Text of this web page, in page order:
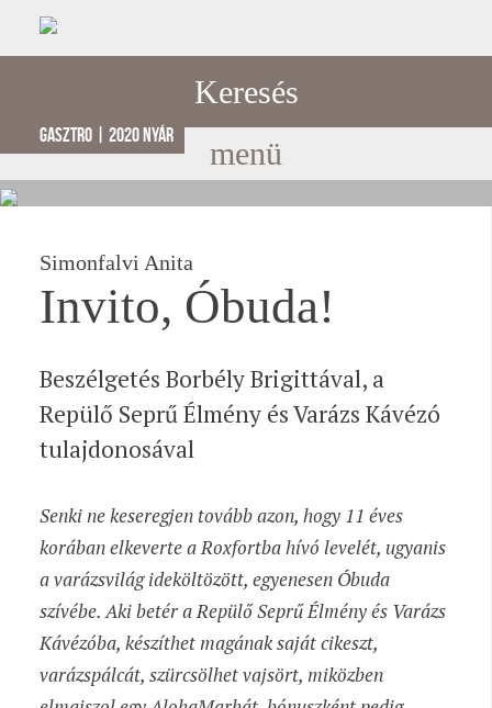
Keresés
menü
gasztro | 2020 nyár
Simonfalvi Anita
Invito, Óbuda!
Beszélgetés Borbély Brigittával, a
Repülő Seprű Élmény és Varázs Kávézó
tulajdonosával
Senki ne keseregjen tovább azon, hogy 11 éves
korában elkeverte a Roxfortba hívó levelét, ugyanis
a varázsvilág ideköltözött, egyenesen Óbuda
szívébe. Aki betér a Repülő Seprű Élmény és Varázs
Kávézóba, készíthet magának saját cikeszt,
varázspálcát, szürcsölhet vajsört, miközben